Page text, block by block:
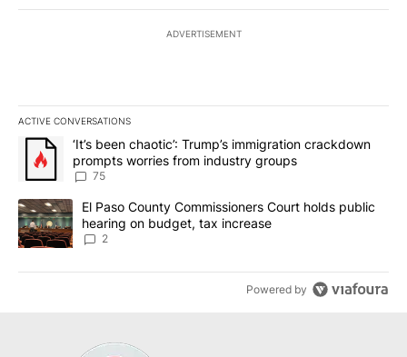
ADVERTISEMENT
ACTIVE CONVERSATIONS
The following is a list of the most commented articles in the last
A trending article titled "‘It’s been chaotic’: Trump’s
‘It’s been chaotic’: Trump’s immigration crackdown
prompts worries from industry groups
75
A trending article titled "El Paso County Commissioners Court
El Paso County Commissioners Court holds public
hearing on budget, tax increase
2
Powered by